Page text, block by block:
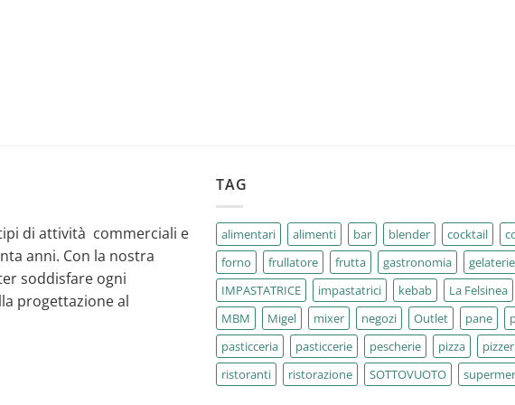
di attività commerciali e
anni. Con la nostra
soddisfare ogni
progettazione al
TAG
alimentari alimenti bar blender cocktail
forno
frullatore frutta gastronomia gelaterie
IMPASTATRICE
impastatrici kebab La Felsinea
MBM
Migel mixer negozi Outlet pane
pasticceria
pasticcerie pescherie pizza
ristoranti
ristorazione SOTTOVUOTO